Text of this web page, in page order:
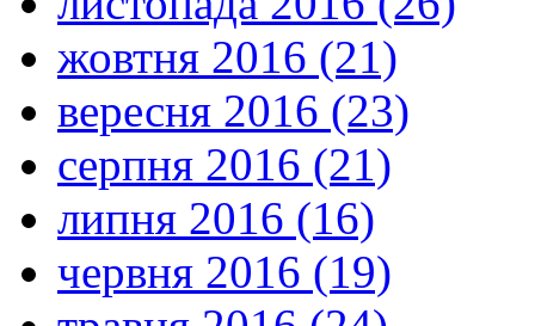
жовтня 2016 (21)
вересня 2016 (23)
серпня 2016 (21)
липня 2016 (16)
червня 2016 (19)